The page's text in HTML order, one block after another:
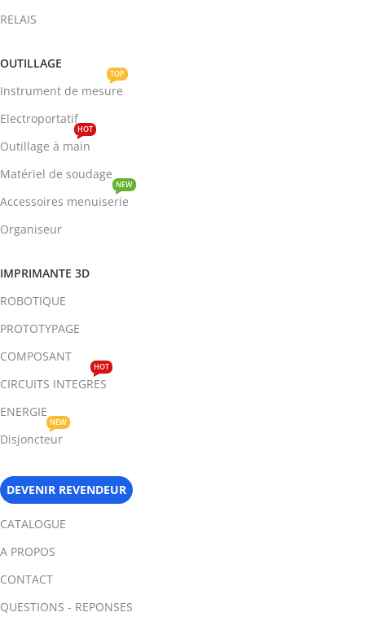
RELAIS
OUTILLAGE
Instrument de mesure
TOP
Electroportatif
Outillage à main
HOT
Matériel de soudage
Accessoires menuiserie
NEW
Organiseur
IMPRIMANTE 3D
ROBOTIQUE
PROTOTYPAGE
COMPOSANT
CIRCUITS INTEGRES
HOT
ENERGIE
Disjoncteur
NEW
DEVENIR REVENDEUR
CATALOGUE
A PROPOS
CONTACT
QUESTIONS - REPONSES